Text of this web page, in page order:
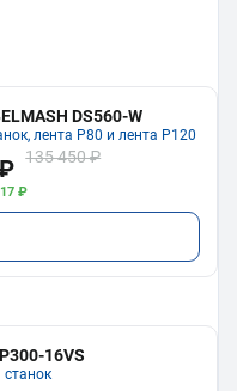
DS560-W
лента P80 и лента P120
135 450 ₽
₽
16VS